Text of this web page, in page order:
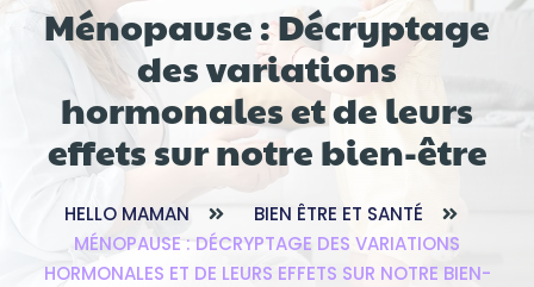
Ménopause : Décryptage
des variations
hormonales et de leurs
effets sur notre bien-être
HELLO MAMAN
BIEN ÊTRE ET SANTÉ
MÉNOPAUSE : DÉCRYPTAGE DES VARIATIONS
HORMONALES ET DE LEURS EFFETS SUR NOTRE BIEN-